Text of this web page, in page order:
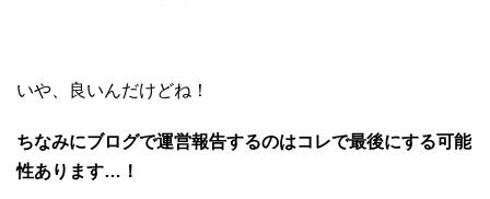
いや、良いんだけどね！
ちなみにブログで運営報告するのはコレで最後にする可能
性あります…！